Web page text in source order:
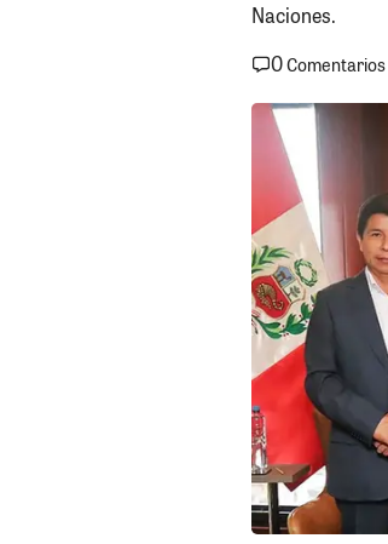
Naciones.
0Comentarios